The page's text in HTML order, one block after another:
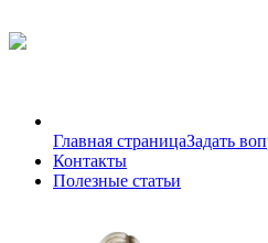
Главная страницаЗадать
Контакты
Полезные статьи